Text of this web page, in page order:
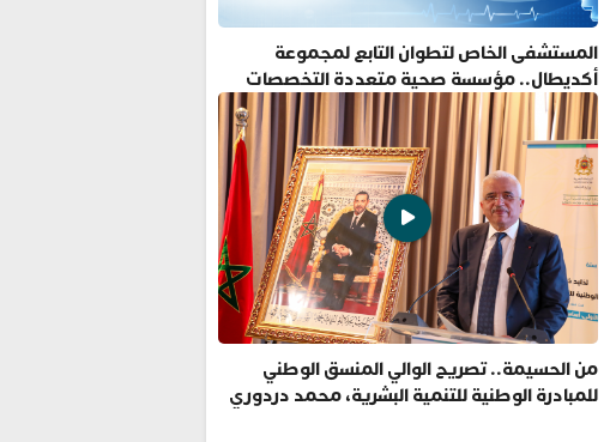
المستشفى الخاص لتطوان التابع لمجموعة
أكديطال.. مؤسسة صحية متعددة التخصصات
تلتزم بأفضل المعايير الدولية
من الحسيمة.. تصريح الوالي المنسق الوطني
للمبادرة الوطنية للتنمية البشرية، محمد دردوري